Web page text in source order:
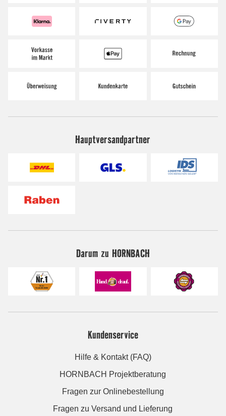
Hauptversandpartner
Darum zu HORNBACH
Kundenservice
Hilfe & Kontakt (FAQ)
HORNBACH Projektberatung
Fragen zur Onlinebestellung
Fragen zu Versand und Lieferung